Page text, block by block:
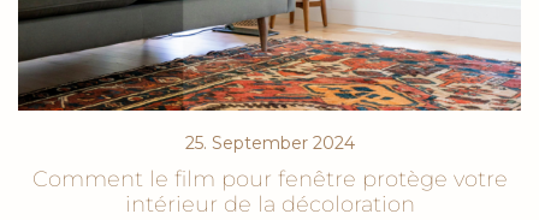
25. September 2024
Comment le film pour fenêtre protège votre
intérieur de la décoloration